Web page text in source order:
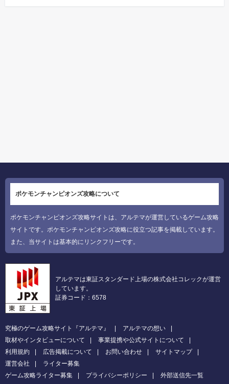
ポケモンチャンピオンズ攻略について
ポケモンチャンピオンズ攻略サイトは、アルテマが運営しているゲーム攻略
サイトです。ポケモンチャンピオンズ攻略に役立つ記事を掲載しています。
また、当サイトは基本的にリンクフリーです。
アルテマは東証スタンダード上場の株式会社コレックが運営
しています。
証券コード：6578
究極のゲーム攻略サイト『アルテマ』
アルテマの想い
取材やインタビューについて
事業提携や公式サイトについて
利用規約
広告掲載について お問い合わせ
サイトマップ
運営会社
ライター募集
ゲーム攻略ライター募集
プライバシーポリシー 外部送信先一覧